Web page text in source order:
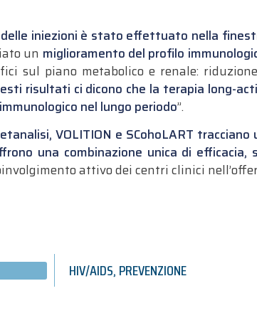
delle iniezioni è stato effettuato nella
un miglioramento del profilo
sul piano metabolico e renale:
risultati ci dicono che la terapia long-
nel lungo periodo”.
VOLITION e SCohoLART
una combinazione unica di
attivo dei centri clinici
HIV/AIDS,PREVENZIONE